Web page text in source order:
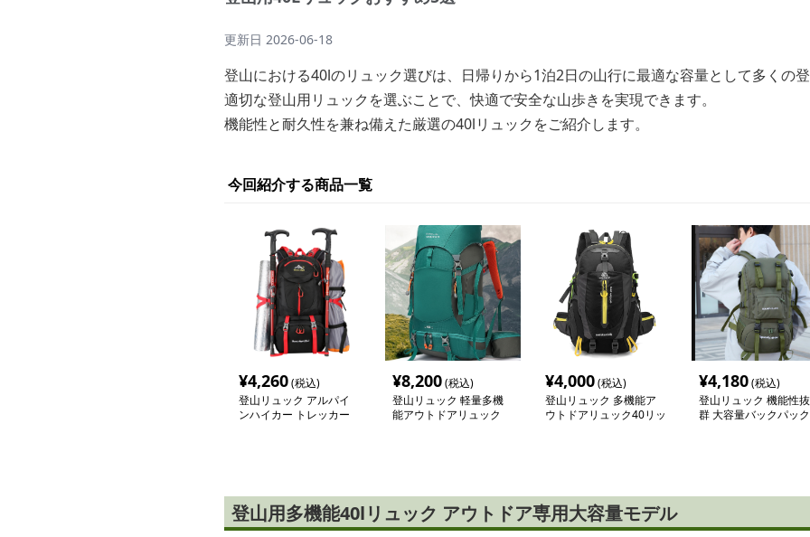
更新日 2026-06-18
登山における40lのリュック選びは、日帰りから1泊2日の山行に最適な容量として多くの登
適切な登山用リュックを選ぶことで、快適で安全な山歩きを実現できます。
機能性と耐久性を兼ね備えた厳選の40lリュックをご紹介します。
今回紹介する商品一覧
¥4,260(税込)
登山リュック アルパイ
ンハイカー トレッカー
¥8,200(税込)
登山リュック 軽量多機
能アウトドアリュック
¥4,000(税込)
登山リュック 多機能ア
ウトドアリュック40リッ
¥4,180(税込)
登山リュック 機能性抜
群 大容量バックパック
登山用多機能40lリュック アウトドア専用大容量モデル